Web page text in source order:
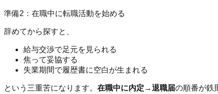
準備2：在職中に転職活動を始める
辞めてから探すと、
給与交渉で足元を見られる
焦って妥協する
失業期間で履歴書に空白が生まれる
という三重苦になります。 在職中に内定→退職届の順番が鉄